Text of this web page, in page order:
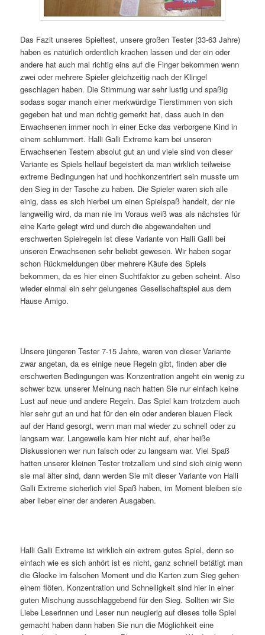
Das Fazit unseres Spieltest, unsere großen Tester (33-63 Jahre)
haben es natürlich ordentlich krachen lassen und der ein oder
andere hat auch mal richtig eins auf die Finger bekommen wenn
zwei oder mehrere Spieler gleichzeitig nach der Klingel
geschlagen haben. Die Stimmung war sehr lustig und spaßig
sodass sogar manch einer merkwürdige Tierstimmen von sich
gegeben hat und man richtig gemerkt hat, dass auch in den
Erwachsenen immer noch in einer Ecke das verborgene Kind in
einem schlummert. Halli Galli Extreme kam bei unseren
Erwachsenen Testern absolut gut an und viele sind von dieser
Variante es Spiels hellauf begeistert da man wirklich teilweise
extreme Bedingungen hat und hochkonzentriert sein musste um
den Sieg in der Tasche zu haben. Die Spieler waren sich alle
einig, dass es sich hierbei um einen Spielspaß handelt, der nie
langweilig wird, da man nie im Voraus weiß was als nächstes für
eine Karte gelegt wird und durch die abgewandelten und
erschwerten Spielregeln ist diese Variante von Halli Galli bei
unseren Erwachsenen sehr beliebt gewesen. Wir haben sogar
schon Rückmeldungen über mehrere Käufe des Spiels
bekommen, da es hier einen Suchtfaktor zu geben scheint. Also
wieder einmal ein sehr gelungenes Gesellschaftspiel aus dem
Hause Amigo.
Unsere jüngeren Tester 7-15 Jahre, waren von dieser Variante
zwar angetan, da es einige neue Regeln gibt, finden aber die
erschwerten Bedingungen was Konzentration angeht ein wenig zu
schwer bzw. unserer Meinung nach hatten Sie nur einfach keine
Lust auf neue und andere Regeln. Das Spiel kam trotzdem auch
hier sehr gut an und hat für den ein oder anderen blauen Fleck
auf der Hand gesorgt, wenn man mal wieder zu schnell oder zu
langsam war. Langeweile kam hier nicht auf, eher heiße
Diskussionen wer nun falsch oder zu langsam war. Viel Spaß
hatten unserer kleinen Tester trotzallem und sind sich einig wenn
sie mal älter sind, dann werden Sie mit dieser Variante von Halli
Galli Extreme sicherlich viel Spaß haben, im Moment bleiben sie
aber lieber einer der anderen Ausgaben.
Halli Galli Extreme ist wirklich ein extrem gutes Spiel, denn so
einfach wie es sich anhört ist es nicht, ganz schnell betätigt man
die Glocke im falschen Moment und die Karten zum Sieg gehen
einem flöten. Konzentration und Schnelligkeit sind hier in einer
guten Mischung ausschlaggebend für den Sieg. Sollten wir Sie
Liebe Leserinnen und Leser nun neugierig auf dieses tolle Spiel
gemacht haben dann haben Sie nun die Möglichkeit eine